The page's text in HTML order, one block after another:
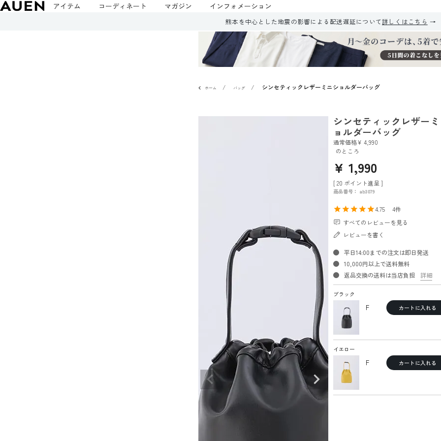
アイテム コーディネート マガジン インフォメーション
熊本を中心とした地震の影響による配送遅延について詳しくはこちら
ホーム バッグ シンセティックレザーミニショルダーバッグ
シンセティックレザー
ョルダーバッグ
通常価格¥ 4,990
のところ
¥ 1,990
[ 20 ポイント進呈 ]
商品番号 ab3079
4.75
4
すべてのレビューを見る
レビューを書く
平日14:00までの注文は即日発送
10,000円以上で送料無料
返品交換の送料は当店負担
詳細
ブラック
F カートに入れる
イエロー
F カートに入れる